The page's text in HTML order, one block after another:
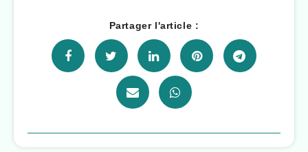
Partager l'article :